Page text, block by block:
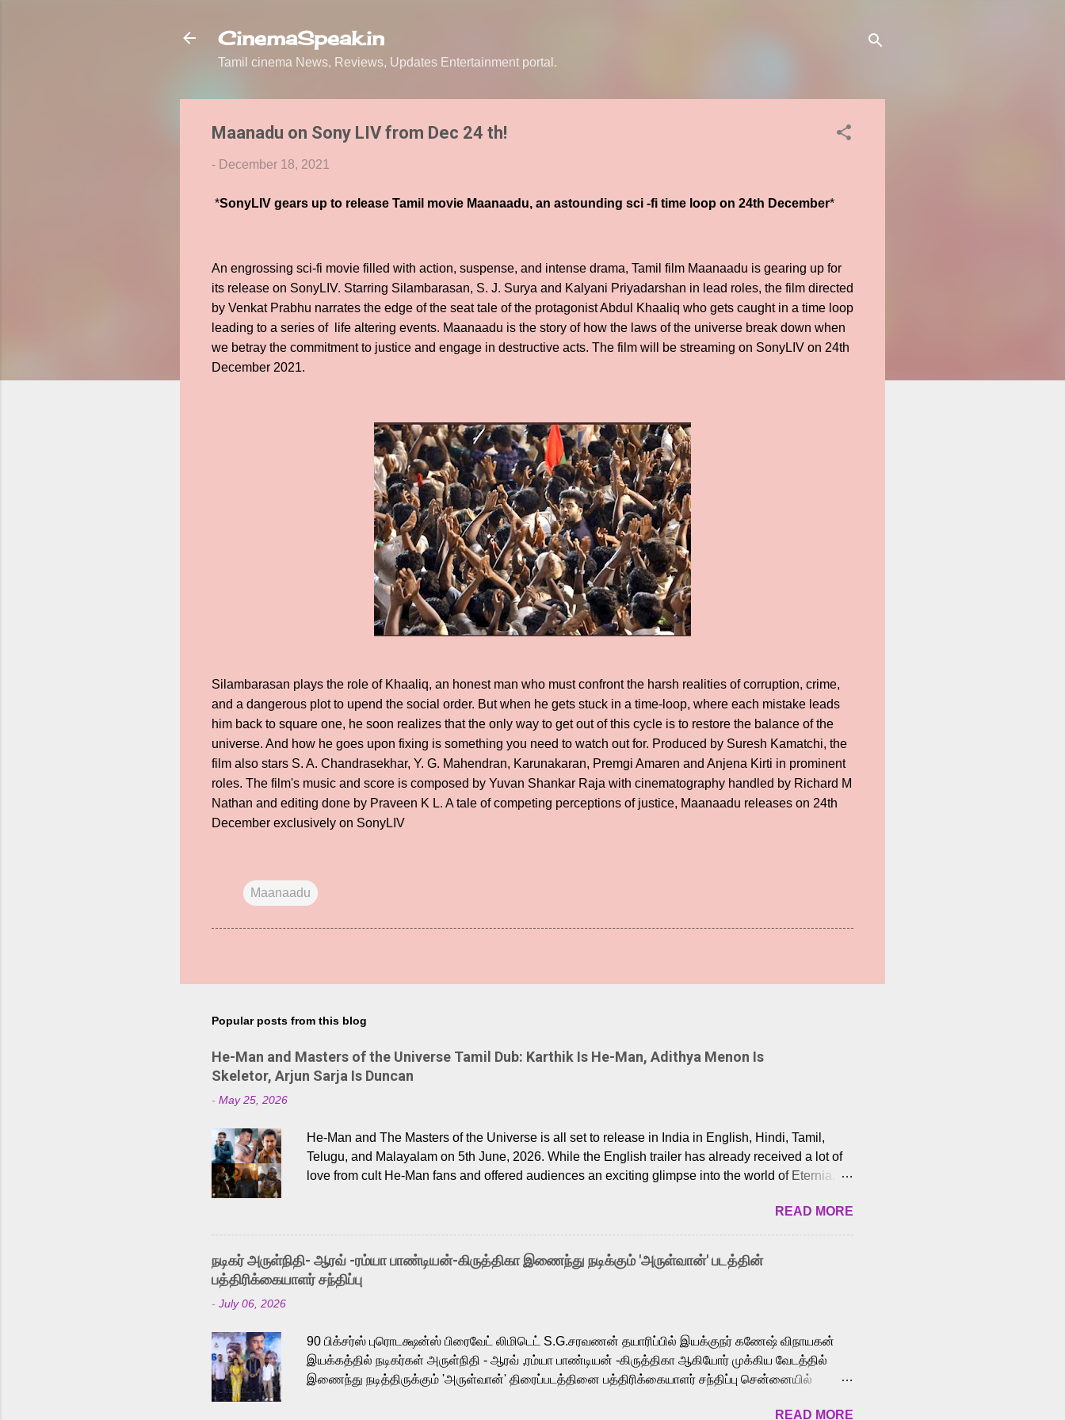
CinemaSpeak.in
Tamil cinema News, Reviews, Updates Entertainment portal.
Maanadu on Sony LIV from Dec 24 th!
- December 18, 2021
*SonyLIV gears up to release Tamil movie Maanaadu, an astounding sci -fi time loop on 24th December*
An engrossing sci-fi movie filled with action, suspense, and intense drama, Tamil film Maanaadu is gearing up for
its release on SonyLIV. Starring Silambarasan, S. J. Surya and Kalyani Priyadarshan in lead roles, the film directed
by Venkat Prabhu narrates the edge of the seat tale of the protagonist Abdul Khaaliq who gets caught in a time loop
leading to a series of life altering events. Maanaadu is the story of how the laws of the universe break down when
we betray the commitment to justice and engage in destructive acts. The film will be streaming on SonyLIV on 24th
December 2021.
Silambarasan plays the role of Khaaliq, an honest man who must confront the harsh realities of corruption, crime,
and a dangerous plot to upend the social order. But when he gets stuck in a time-loop, where each mistake leads
him back to square one, he soon realizes that the only way to get out of this cycle is to restore the balance of the
universe. And how he goes upon fixing is something you need to watch out for. Produced by Suresh Kamatchi, the
film also stars S. A. Chandrasekhar, Y. G. Mahendran, Karunakaran, Premgi Amaren and Anjena Kirti in prominent
roles. The film's music and score is composed by Yuvan Shankar Raja with cinematography handled by Richard M
Nathan and editing done by Praveen K L. A tale of competing perceptions of justice, Maanaadu releases on 24th
December exclusively on SonyLIV
Maanaadu
Popular posts from this blog
He-Man and Masters of the Universe Tamil Dub: Karthik Is He-Man, Adithya Menon Is
Skeletor, Arjun Sarja Is Duncan
- May 25, 2026
He-Man and The Masters of the Universe is all set to release in India in English, Hindi, Tamil,
Telugu, and Malayalam on 5th June, 2026. While the English trailer has already received a lot of
love from cult He-Man fans and offered audiences an exciting glimpse into the world of Eternia,
Adding to the growing buzz is the film’s powerful Tamil voice cast led by celebrated playback
singer Karthik, who lends his voice to the iconic superhero He-Man. Known for memorable songs
like “Behene De” from Raavan, “Oru Maalai” from Ghajini, and “Mun Andhi” from 7 Aum Arivu,
Karthik is loved for his versatile voice and strong command over multiple languages, making him
a strong fit for the legendary character. Adithya Menon, known for portraying memorable
READ MORE
நடிகர் அருள்நிதி- ஆரவ் -ரம்யா பாண்டியன்-கிருத்திகா இணைந்து நடிக்கும் 'அருள்வான்' படத்தின்
பத்திரிக்கையாளர் சந்திப்பு
- July 06, 2026
90 பிக்சர்ஸ் புரொடக்ஷன்ஸ் பிரைவேட் லிமிடெட் S.G.சரவணன் தயாரிப்பில் இயக்குநர் கணேஷ் விநாயகன்
இயக்கத்தில் நடிகர்கள் அருள்நிதி - ஆரவ் ,ரம்யா பாண்டியன் -கிருத்திகா ஆகியோர் முக்கிய வேடத்தில்
இணைந்து நடித்திருக்கும் 'அருள்வான்' திரைப்படத்தினை பத்திரிக்கையாளர் சந்திப்பு சென்னையில்
அருள்நிதி, ஆரவ், காளி வெங்கட், ரம்யா பாண்டியன், வி டி வி கணேஷ் , ஜான் விஜய், பேபி கிருத்திகா,READ MORE